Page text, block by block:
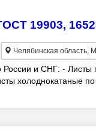
19903,
Челябинская область,
и СНГ: - Листы
холоднокатаные